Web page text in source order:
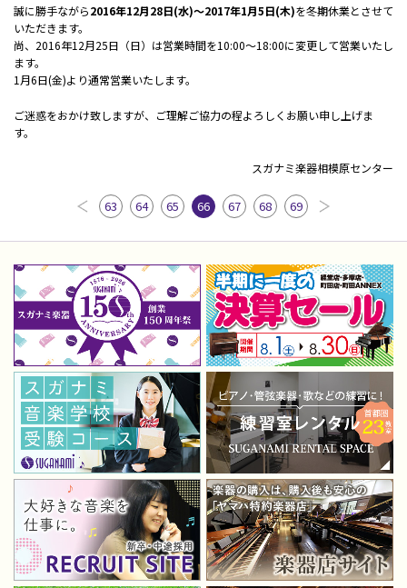
誠に勝手ながら2016年12月28日(水)～2017年1月5日(木)を冬期休業とさせて
いただきます。
尚、2016年12月25日（日）は営業時間を10:00～18:00に変更して営業いたし
ます。
1月6日(金)より通常営業いたします。
ご迷惑をおかけ致しますが、ご理解ご協力の程よろしくお願い申し上げま
す。
スガナミ楽器相模原センター
63 64 65 66 67 68 69